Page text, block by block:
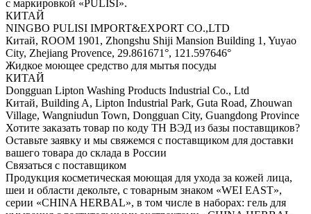
с маркировкой «PULISI».
КИТАЙ
NINGBO PULISI IMPORT&EXPORT CO.,LTD
Китай, ROOM 1901, Zhongshu Shiji Mansion Building 1, Yuyao
City, Zhejiang Provence, 29.861671°, 121.597646°
Жидкое моющее средство для мытья посуды
КИТАЙ
Dongguan Lipton Washing Products Industrial Co., Ltd
Китай, Building A, Lipton Industrial Park, Guta Road, Zhouwan
Village, Wangniudun Town, Dongguan City, Guangdong Province
Хотите заказать товар по коду ТН ВЭД из базы поставщиков?
Оставьте заявку и мы свяжемся с поставщиком для доставки
вашего товара до склада в России
Связаться с поставщиком
Продукция косметическая моющая для ухода за кожей лица,
шеи и области декольте, с товарным знаком «WEI EAST»,
серии «CHINA HERBAL», в том числе в наборах: гель для